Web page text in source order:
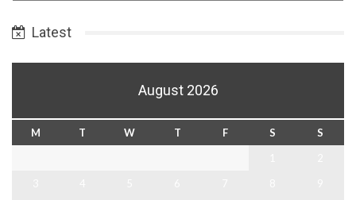
Latest
August 2026
M T W T F S
S